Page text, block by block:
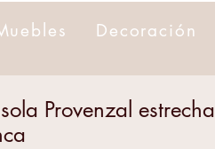
Decoración
Provenzal estrecha